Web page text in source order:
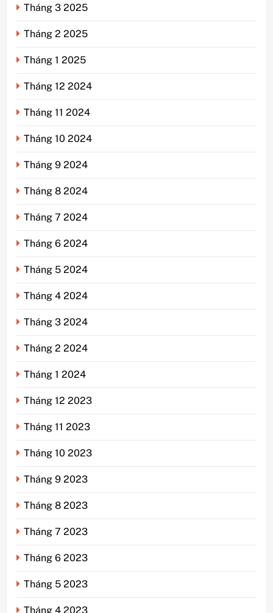
Tháng 3 2025
Tháng 2 2025
Tháng 1 2025
Tháng 12 2024
Tháng 11 2024
Tháng 10 2024
Tháng 9 2024
Tháng 8 2024
Tháng 7 2024
Tháng 6 2024
Tháng 5 2024
Tháng 4 2024
Tháng 3 2024
Tháng 2 2024
Tháng 1 2024
Tháng 12 2023
Tháng 11 2023
Tháng 10 2023
Tháng 9 2023
Tháng 8 2023
Tháng 7 2023
Tháng 6 2023
Tháng 5 2023
Tháng 4 2023